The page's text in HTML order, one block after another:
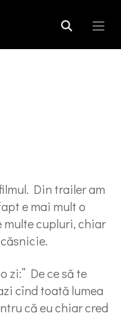
Din trailer am
e mai mult o
cupluri, chiar
zi:” De ce să te
cînd toată lumea
că eu chiar cred